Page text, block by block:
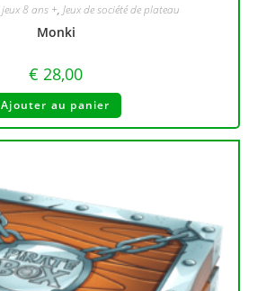
jeux 8 ans +, Jeux de société de plateau
Monki
€ 28,00
Ajouter au panier